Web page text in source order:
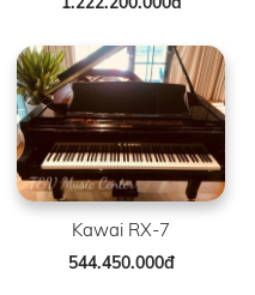
Kawai RX-7
544.450.000đ